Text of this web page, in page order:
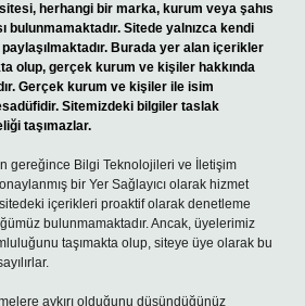
herhangi bir marka, kurum veya şahıs
bulunmamaktadır. Sitede yalnızca kendi
paylaşılmaktadır. Burada yer alan içerikler
olup, gerçek kurum ve kişiler hakkında
Gerçek kurum ve kişiler ile isim
Sitemizdeki bilgiler taslak
taşımazlar.
gereğince Bilgi Teknolojileri ve İletişim
bir Yer Sağlayıcı olarak hizmet
içerikleri proaktif olarak denetleme
bulunmamaktadır. Ancak, üyelerimiz
taşımakta olup, siteye üye olarak bu
aykırı olduğunu düşündüğünüz